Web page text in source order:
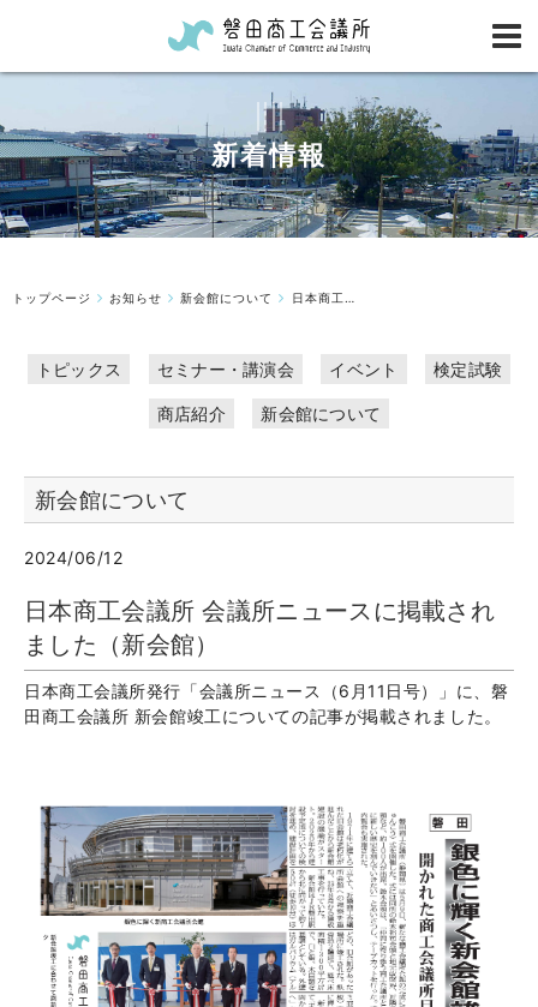
新着情報
トップページ お知らせ 新会館について 日本商工会議所 会議所ニュースに掲載されました（新会館）
トピックス セミナー・講演会 イベント 検定試験
商店紹介 新会館について
新会館について
2024/06/12
日本商工会議所 会議所ニュースに掲載され
ました（新会館）
日本商工会議所発行「会議所ニュース（6月11日号）」に、磐
田商工会議所 新会館竣工についての記事が掲載されました。